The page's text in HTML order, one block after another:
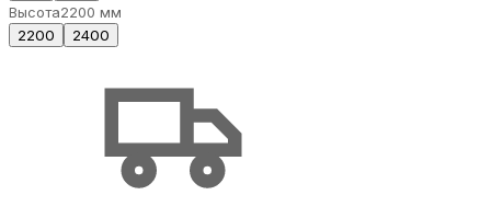
Высота2200 мм
2200
2400